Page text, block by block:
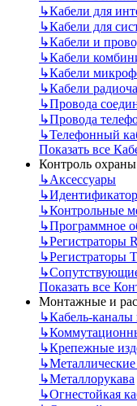
↳Кабели для
↳Кабели для
↳Кабели и
↳Кабели
↳Кабели
↳Кабели
↳Провода
↳Провода
↳Телефонный
Показать все
Контроль охраны
↳Аксессуары
↳
↳Контрольные
↳Программное
↳Регистраторы
↳Регистраторы
↳
Показать все
Монтажные и
↳Кабель-каналы
↳
↳Крепежные
↳
↳Металлорукава
↳Огнестойкая